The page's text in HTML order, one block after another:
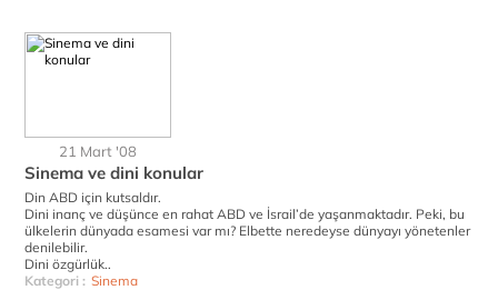
21 Mart '08
Sinema ve dini konular
Din ABD için kutsaldır.
Dini inanç ve düşünce en rahat ABD ve İsrail’de yaşanmaktadır. Peki, bu
ülkelerin dünyada esamesi var mı? Elbette neredeyse dünyayı yönetenler
denilebilir.
Dini özgürlük..
Kategori : Sinema